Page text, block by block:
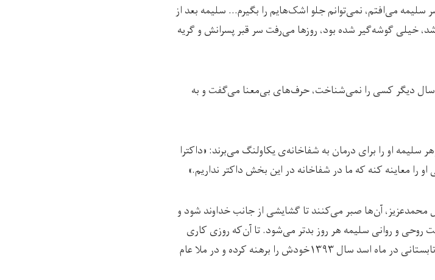
می‌افتم، نمی‌توانم جلو اشک‌هایم را بگیرم… سلیمه بعد از
خیلی گوشه‌گیر شده بود، روزها می‌رفت سر قبر پسرانش و گریه
سال دیگر کسی را نمی‌شناخت، حرف‌های بی‌معنا می‌گفت و به
او را برای درمان به شفاخانه‌ی یکاولنگ می‌برند: «داکترا
را معاینه کنه که ما در شفاخانه در این بخش داکتر نداریم.»
آن‌ها صبر می‌کنند تا گشایشی از جانب خداوند شود و
و روانی سلیمه هر روز بدتر می‌شود. تا آن‌که روزی کاری
فراتر از عقل و منطق انجام می‌دهد. او در یک روز گرم تابستانی در ماه اسد سال ۱۳۹۳خودش را برهنه کرده و در ملا عام